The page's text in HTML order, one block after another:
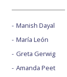
Manish Dayal
María León
Greta Gerwig
Amanda Peet